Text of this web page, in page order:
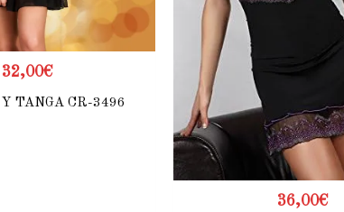
32,00€
TANGA CR-3496
36,00€